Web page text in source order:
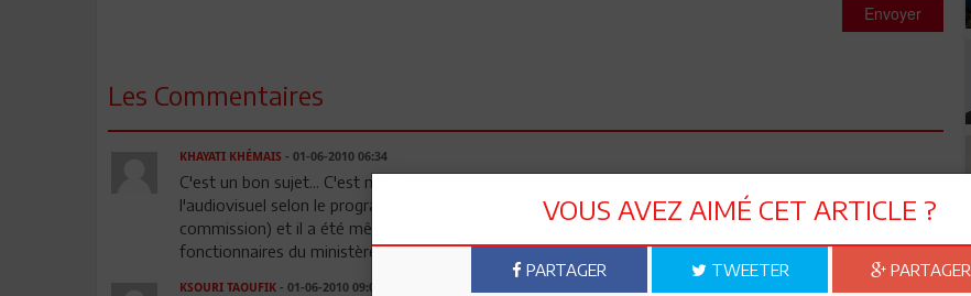
Envoyer
Les Commentaires
KHAYATI KHÉMAIS - 01-06-2010 06:34
C'est un bon sujet... C'est même une des propositions de la commision des stratégies culturelles dans
l'audiovisuel selon le programme électoral du Président de la République dont j'étais le rapporteur (la
commission) et il a été même proposé une chaine TNT sous le nom Tunisie d'Antan... Allez savoir si les
fonctionnaires du ministère ont rapporté la proposition.
KSOURI TAOUFIK- 01-06-2010 09:08
VOUS AVEZ AIMÉ CET ARTICLE ?
PARTAGER TWEETER PARTAGER